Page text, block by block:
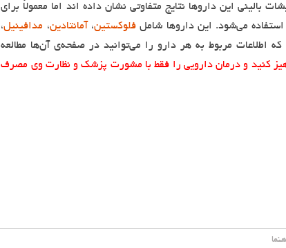
بالینی این داروها نتایج متفاوتی نشان داده اند اما معمولاً برای
می‌شود. این داروها شاملفلوکستین، آمانتادین، مدافینیل،
اطلاعات مربوط به هر دارو را می‌توانید در صفحه‌ی آن‌ها مطالعه
کنید و درمان دارویی را فقط با مشورت پزشک و نظارت وی مصرف